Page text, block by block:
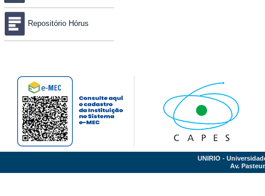
Repositório Hórus
UNIRIO -
Av.